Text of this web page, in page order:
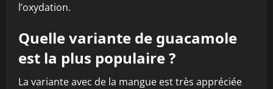
l’oxydation.
Quelle variante de guacamole
est la plus populaire ?
La variante avec de la mangue est très appréciée